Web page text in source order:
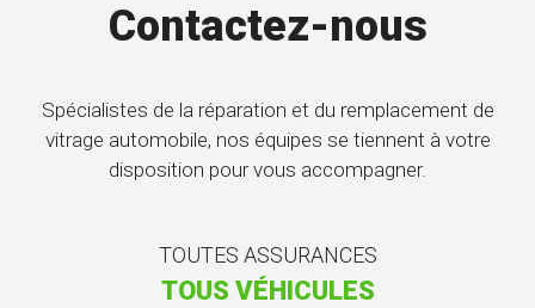
Contactez-nous
Spécialistes de la réparation et du remplacement de
vitrage automobile, nos équipes se tiennent à votre
disposition pour vous accompagner.
TOUTES ASSURANCES
TOUS VÉHICULES